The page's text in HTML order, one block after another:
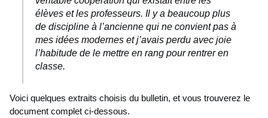
élèves et les professeurs. Il y a beaucoup plus
de discipline à l’ancienne qui ne convient pas à
mes idées modernes et j’avais perdu avec joie
l’habitude de le mettre en rang pour rentrer en
classe.
Voici quelques extraits choisis du bulletin, et vous trouverez le
document complet ci-dessous.